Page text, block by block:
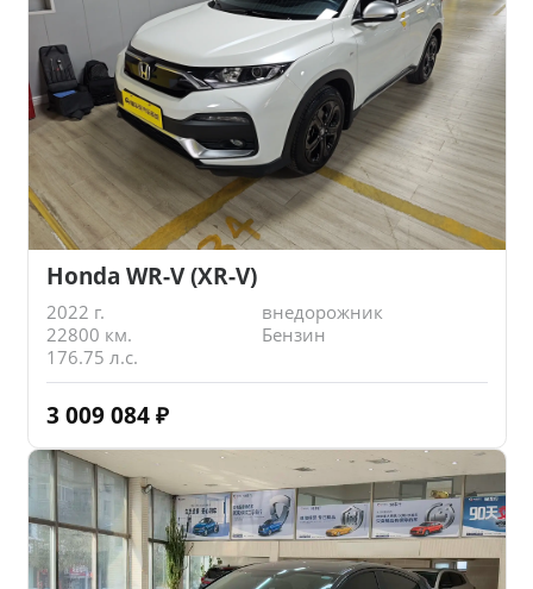
Honda WR-V (XR-V)
2022 г.
внедорожник
22800 км.
Бензин
176.75 л.с.
3 009 084 ₽